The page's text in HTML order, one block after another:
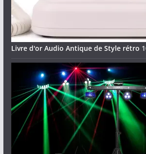
Livre d'or Audio Antique de Style rétro